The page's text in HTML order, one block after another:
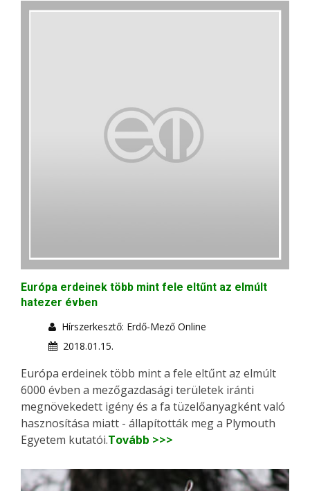
Európa erdeinek több mint fele eltűnt az elmúlt
hatezer évben
Hírszerkesztő: Erdő-Mező Online
2018.01.15.
Európa erdeinek több mint a fele eltűnt az elmúlt
6000 évben a mezőgazdasági területek iránti
megnövekedett igény és a fa tüzelőanyagként való
hasznosítása miatt - állapították meg a Plymouth
Egyetem kutatói.Tovább >>>